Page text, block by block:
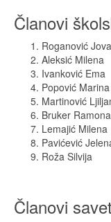
Članovi
Roganović
Aleksić Milena
Ivanković Ema
Popović Marina
Martinović
Bruker Ramona
Lemajić Milena
Pavićević
Roža Silvija
Članovi